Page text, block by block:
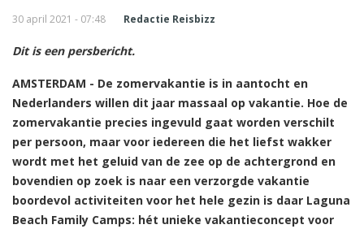
30 april 2021 - 07:48 Redactie Reisbizz
Dit is een persbericht.
AMSTERDAM - De zomervakantie is in aantocht en
Nederlanders willen dit jaar massaal op vakantie. Hoe de
zomervakantie precies ingevuld gaat worden verschilt
per persoon, maar voor iedereen die het liefst wakker
wordt met het geluid van de zee op de achtergrond en
bovendien op zoek is naar een verzorgde vakantie
boordevol activiteiten voor het hele gezin is daar Laguna
Beach Family Camps: hét unieke vakantieconcept voor